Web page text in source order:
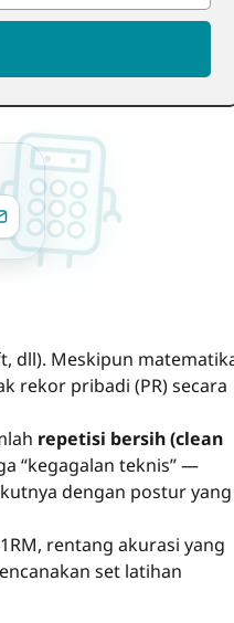
dll). Meskipun
rekor pribadi (PR) secara
repetisi bersih (clean
“kegagalan teknis” —
dengan postur yang
rentang akurasi yang
set latihan